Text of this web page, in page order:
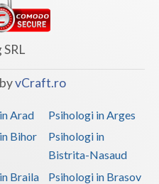
byvCraft.ro
Arad
Psihologi in Arges
Bihor
Psihologi in
Bistrita-Nasaud
Braila
Psihologi in Brasov